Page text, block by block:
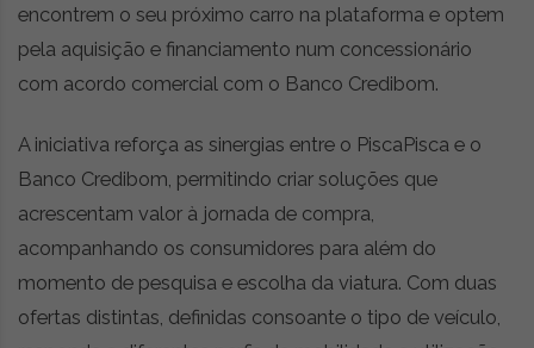
encontrem o seu próximo carro na plataforma e optem
pela aquisição e financiamento num concessionário
com acordo comercial com o Banco Credibom.
A iniciativa reforça as sinergias entre o PiscaPisca e o
Banco Credibom, permitindo criar soluções que
acrescentam valor à jornada de compra,
acompanhando os consumidores para além do
momento de pesquisa e escolha da viatura. Com duas
ofertas distintas, definidas consoante o tipo de veículo,